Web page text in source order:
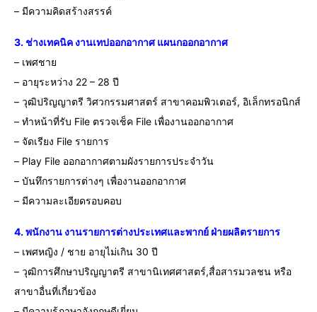
– มีความคิดสร้างสรรค์
3. ช่างเทคนิค งานเทปออกอากาศ แผนกออกอากาศ
– เพศชาย
– อายุระหว่าง 22 – 28 ปี
– วุฒิปริญญาตรี วิศวกรรมศาสตร์ สาขาคอมพิวเตอร์, อิเล็กทรอนิกส์
– ทำหน้าที่รับ File ตรวจเช็ค File เพื่องานออกอากาศ
– จัดเรียง File รายการ
– Play File ออกอากาศตามผังรายการประจำวัน
– บันทึกรายการต่างๆ เพื่องานออกอากาศ
– มีความละเอียดรอบคอบ
4. พนักงาน งานรายการต่างประเทศและพากย์ ฝ่ายผลิตรายการ
– เพศหญิง / ชาย อายุไม่เกิน 30 ปี
– วุฒิการศึกษาปริญญาตรี สาขานิเทศศาสตร์,สื่อสารมวลชน หรือ
สาขาอื่นที่เกี่ยวข้อง